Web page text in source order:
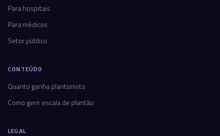
Para hospitais
Para médicos
Setor público
CONTEÚDO
Quanto ganha plantonista
Como gerir escala de plantão
LEGAL